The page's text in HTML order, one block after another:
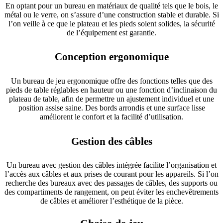
En optant pour un bureau en matériaux de qualité tels que le bois, le
métal ou le verre, on s’assure d’une construction stable et durable. Si
l’on veille à ce que le plateau et les pieds soient solides, la sécurité
de l’équipement est garantie.
Conception ergonomique
Un bureau de jeu ergonomique offre des fonctions telles que des
pieds de table réglables en hauteur ou une fonction d’inclinaison du
plateau de table, afin de permettre un ajustement individuel et une
position assise saine. Des bords arrondis et une surface lisse
améliorent le confort et la facilité d’utilisation.
Gestion des câbles
Un bureau avec gestion des câbles intégrée facilite l’organisation et
l’accès aux câbles et aux prises de courant pour les appareils. Si l’on
recherche des bureaux avec des passages de câbles, des supports ou
des compartiments de rangement, on peut éviter les enchevêtrements
de câbles et améliorer l’esthétique de la pièce.